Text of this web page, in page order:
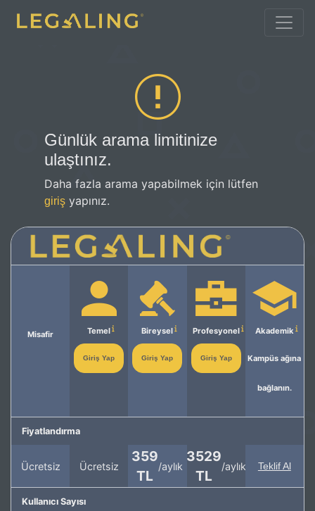
Günlük arama limitinize
ulaştınız.
Daha fazla arama yapabilmek için lütfen
giriş yapınız.
Misafir Temel
Giriş Yap
Bireysel
Giriş Yap
Profesyonel
Giriş Yap
Akademik
Kampüs ağına
bağlanın.
Fiyatlandırma
Ücretsiz Ücretsiz
359
TL
/aylık
3529
TL
/aylık Teklif Al
Kullanıcı Sayısı